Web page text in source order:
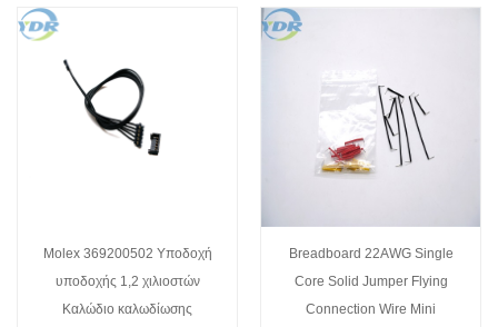
Molex 369200502 Υποδοχή
υποδοχής 1,2 χιλιοστών
Καλώδιο καλωδίωσης
Breadboard 22AWG Single
Core Solid Jumper Flying
Connection Wire Mini